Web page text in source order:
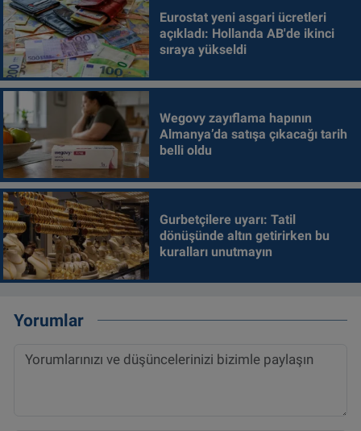
Eurostat yeni asgari ücretleri
açıkladı: Hollanda AB'de ikinci
sıraya yükseldi
Wegovy zayıflama hapının
Almanya’da satışa çıkacağı tarih
belli oldu
Gurbetçilere uyarı: Tatil
dönüşünde altın getirirken bu
kuralları unutmayın
Yorumlar